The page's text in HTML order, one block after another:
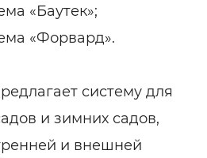
«Баутек»;
«Форвард».
систему для
и зимних садов,
и внешней